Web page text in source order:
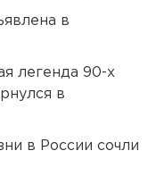
в
легенда 90-х
в
в России сочли